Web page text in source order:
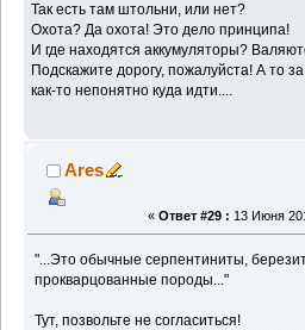
Так есть там штольни, или нет?
Охота? Да охота! Это дело принципа!
И где находятся аккумуляторы?
Подскажите дорогу, пожалуйста! А то
как-то непонятно куда идти....
Ares
« Ответ #29 : 13 Июня
"...Это обычные серпентиниты,
прокварцованные породы..."
Тут, позвольте не согласиться!